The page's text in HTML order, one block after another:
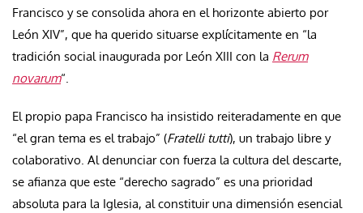
Francisco y se consolida ahora en el horizonte abierto por
León XIV”, que ha querido situarse explícitamente en “la
tradición social inaugurada por León XIII con la Rerum
novarum“.
El propio papa Francisco ha insistido reiteradamente en que
“el gran tema es el trabajo” (Fratelli tutti), un trabajo libre y
colaborativo. Al denunciar con fuerza la cultura del descarte,
se afianza que este “derecho sagrado” es una prioridad
absoluta para la Iglesia, al constituir una dimensión esencial